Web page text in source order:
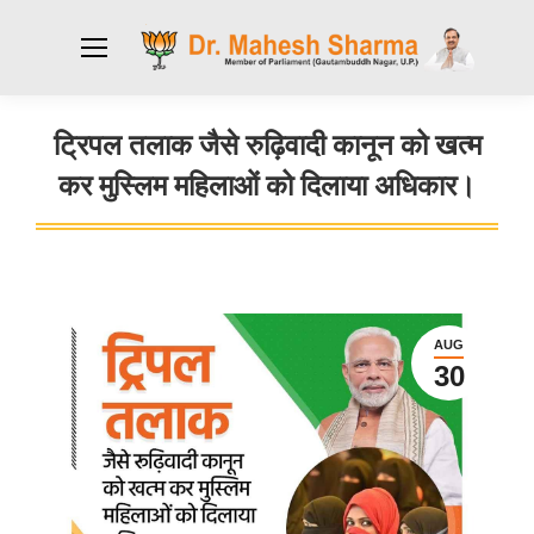
ट्रिपल तलाक जैसे रुढ़िवादी कानून को खत्म
कर मुस्लिम महिलाओं को दिलाया अधिकार।
You are here:
AUG
30